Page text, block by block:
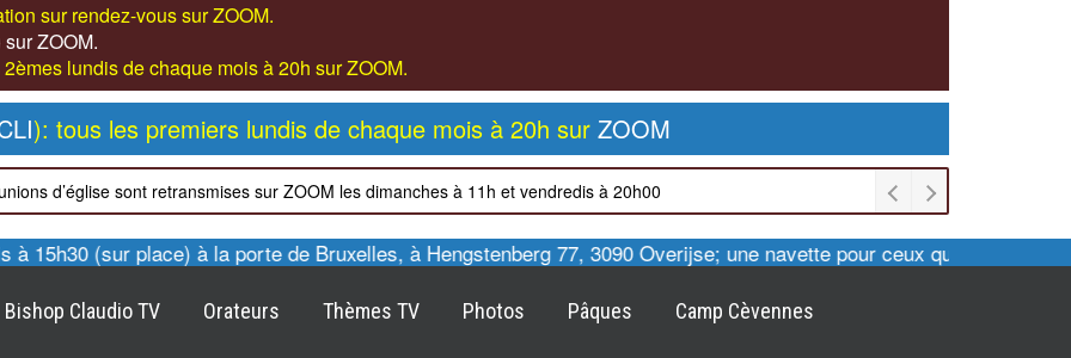
sur rendez-vous sur ZOOM.
ZOOM.
lundis de chaque mois à 20h sur ZOOM.
): tous les premiers lundis de chaque mois à 20h sur ZOOM
d’église sont retransmises sur ZOOM les dimanches à 11h et vendredis à 20h00
(sur place) à la porte de Bruxelles, à Hengstenberg 77, 3090 Overijse; une navette pour ceux qui le
Bishop Claudio TV Orateurs Thèmes TV Photos Pâques Camp Cèvennes